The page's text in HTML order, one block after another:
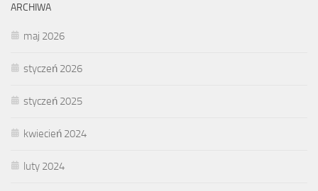
ARCHIWA
maj 2026
styczeń 2026
styczeń 2025
kwiecień 2024
luty 2024